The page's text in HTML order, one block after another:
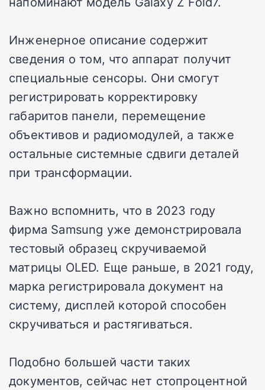
Инженерное описание содержит
сведения о том, что аппарат получит
специальные сенсоры. Они смогут
регистрировать корректировку
габаритов панели, перемещение
объективов и радиомодулей, а также
остальные системные сдвиги деталей
при трансформации.
Важно вспомнить, что в 2023 году
фирма Samsung уже демонстрировала
тестовый образец скручиваемой
матрицы OLED. Еще раньше, в 2021 году,
марка регистрировала документ на
систему, дисплей которой способен
скручиваться и растягиваться.
Подобно большей части таких
документов, сейчас нет стопроцентной